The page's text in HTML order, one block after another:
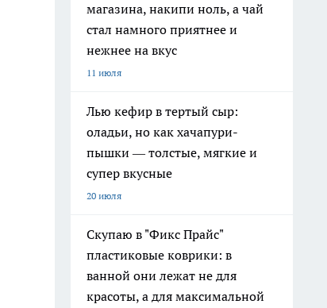
магазина, накипи ноль, а чай
стал намного приятнее и
нежнее на вкус
11 июля
Лью кефир в тертый сыр:
оладьи, но как хачапури-
пышки — толстые, мягкие и
супер вкусные
20 июля
Скупаю в "Фикс Прайс"
пластиковые коврики: в
ванной они лежат не для
красоты, а для максимальной